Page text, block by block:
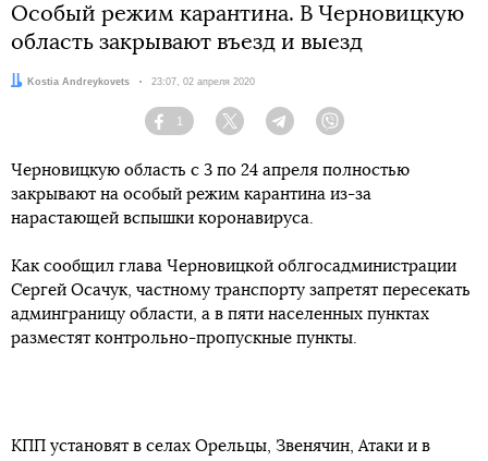
Особый режим карантина. В Черновицкую
область закрывают въезд и выезд
Автор:Kostia Andreykovets Дата:
23:07, 02 апреля 2020
Facebook
1
Twitter TelegramViber
Черновицкую область с 3 по 24 апреля полностью
закрывают на особый режим карантина из-за
нарастающей вспышки коронавируса.
Как сообщил глава Черновицкой облгосадминистрации
Сергей Осачук, частному транспорту запретят пересекать
админграницу области, а в пяти населенных пунктах
разместят контрольно-пропускные пункты.
КПП установят в селах Орельцы, Звенячин, Атаки и в